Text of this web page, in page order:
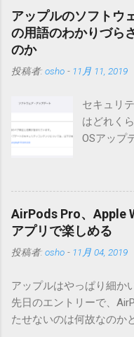
降もたぶん動くと思いま
（2004/12/4リリース）
点が多いため、こちらに
る方は0.5.3を、新版の機
い。 こちら からどうぞ。
版へのアップデートを強
ダウンロードするには
（Windowsから解凍した
りませんので無視して
ため、Mac独自のファイ
す。） Ver.0.3.0以降用の
まとめてあります。いま
合は一つずつ順に適用し
ません。改造してる方向
お知らせするのが主な目
うに使うものか説明し、
アップルのソフトウ
の用語のわかりづら
のか
投稿者: osho - 11月 11, 2019
セキュリ
はどれく
OSアップ
の名前と
な理由じ
ア・アッ
について
い」の部
す。人に
デートを
プデート
AirPods Pro、Apple
アプリで楽しめる
投稿者: osho - 11月 04, 2019
アップルはやっぱり細か
先日のエントリーで、
たせないのは何故なのか